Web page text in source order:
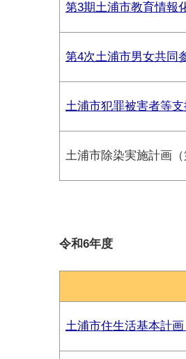
第3期土浦市教育情報
第4次土浦市男女共同
土浦市犯罪被害者等支
土浦市除染実施計画（
令和6年度
土浦市住生活基本計画